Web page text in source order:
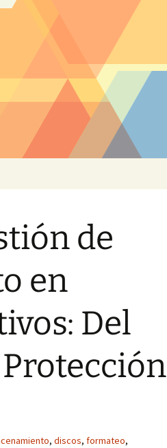
de
en
Del
, discos, formateo,